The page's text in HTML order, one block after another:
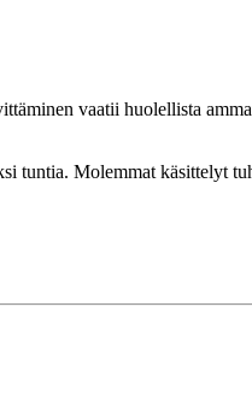
vaatii huolellista
tuntia. Molemmat käsittelyt